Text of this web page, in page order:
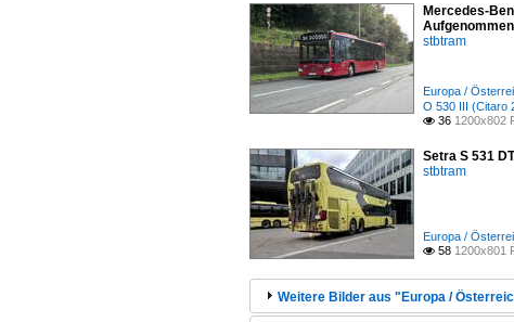
Mercedes-
stbtram
Europa /
O 530 III (Citaro
 36 1200x802
Setra S 531
stbtram
Europa /
 58 1200x801
Weitere Bilder aus "Europa /